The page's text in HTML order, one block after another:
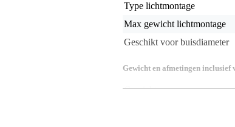
Type lichtmontage
Max gewicht lichtmontage
Geschikt voor buisdiameter
Gewicht en afmetingen inclusief
Gewicht(incl. verpakking)